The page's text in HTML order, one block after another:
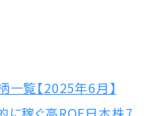
覧【2025年6月】